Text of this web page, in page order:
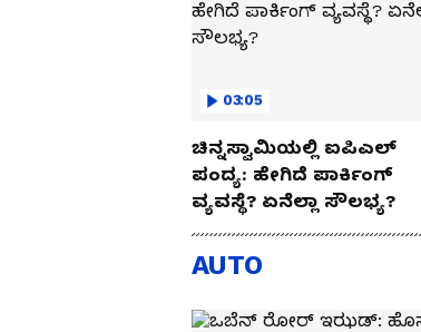
03:05
ಚಿನ್ನಸ್ವಾಮಿಯಲ್ಲಿ ಐಪಿಎಲ್‌
ಪಂದ್ಯ: ಹೇಗಿದೆ ಪಾರ್ಕಿಂಗ್
ವ್ಯವಸ್ಥೆ? ಏನೆಲ್ಲಾ ಸೌಲಭ್ಯ?
AUTO